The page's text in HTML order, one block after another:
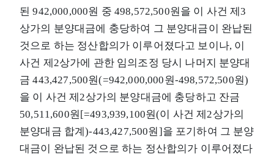
된 942,000,000원 중 498,572,500원을 이 사건 제3
상가의 분양대금에 충당하여 그 분양대금이 완납된
것으로 하는 정산합의가 이루어졌다고 보이나, 이
사건 제2상가에 관한 임의조정 당시 나머지 분양대
금 443,427,500원(=942,000,000원-498,572,500원)
을 이 사건 제2상가의 분양대금에 충당하고 잔금
50,511,600원[=493,939,100원(이 사건 제2상가의
분양대금 합계)-443,427,500원]을 포기하여 그 분양
대금이 완납된 것으로 하는 정산합의가 이루어졌다